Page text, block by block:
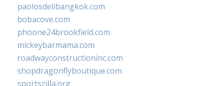
paolosdelibangkok.com
bobacove.com
phoone24brookfield.com
mickeybarmama.com
roadwayconstructioninc.com
shopdragonflyboutique.com
sportszilla.org